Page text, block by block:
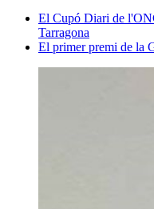
El Cupó Diari de
Tarragona
El primer premi de la